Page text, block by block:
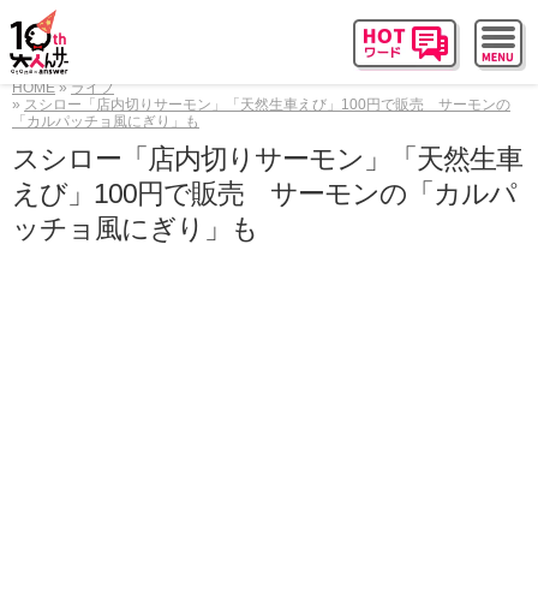
HOME
ライフ
スシロー「店内切りサーモン」「天然生車えび」100円で販売 サーモンの
「カルパッチョ風にぎり」も
スシロー「店内切りサーモン」「天然生車
えび」100円で販売 サーモンの「カルパ
ッチョ風にぎり」も